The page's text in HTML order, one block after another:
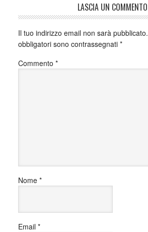
LASCIA UN COMMENTO
Il tuo indirizzo email non sarà pubblicato.
obbligatori sono contrassegnati *
Commento *
Nome *
Email *